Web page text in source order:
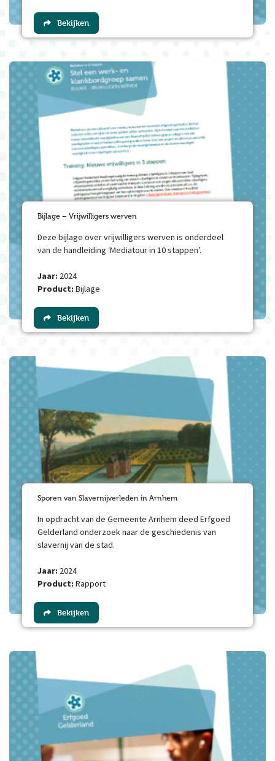
Bekijken
Bijlage – Vrijwilligers werven
Deze bijlage over vrijwilligers werven is onderdeel
van de handleiding ‘Mediatour in 10 stappen’.
Jaar: 2024
Product: Bijlage
Bekijken
Sporen van Slavernijverleden in Arnhem
In opdracht van de Gemeente Arnhem deed Erfgoed
Gelderland onderzoek naar de geschiedenis van
slavernij van de stad.
Jaar: 2024
Product: Rapport
Bekijken